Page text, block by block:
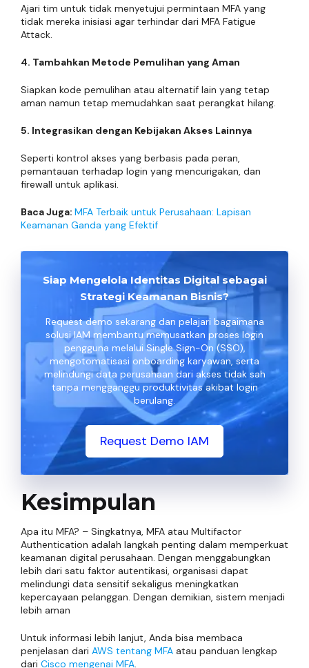
Ajari tim untuk tidak menyetujui permintaan MFA yang
tidak mereka inisiasi agar terhindar dari MFA Fatigue
Attack.
4. Tambahkan Metode Pemulihan yang Aman
Siapkan kode pemulihan atau alternatif lain yang tetap
aman namun tetap memudahkan saat perangkat hilang.
5. Integrasikan dengan Kebijakan Akses Lainnya
Seperti kontrol akses yang berbasis pada peran,
pemantauan terhadap login yang mencurigakan, dan
firewall untuk aplikasi.
Baca Juga: MFA Terbaik untuk Perusahaan: Lapisan
Keamanan Ganda yang Efektif
Siap Mengelola Identitas Digital sebagai
Strategi Keamanan Bisnis?
Request demo sekarang dan pelajari bagaimana
solusi IAM membantu memusatkan proses login
pengguna melalui Single Sign-On (SSO),
mengotomatisasi onboarding karyawan, serta
melindungi data perusahaan dari akses tidak sah
tanpa mengganggu produktivitas akibat login
berulang.
Request Demo IAM
Kesimpulan
Apa itu MFA? – Singkatnya, MFA atau Multifactor
Authentication adalah langkah penting dalam memperkuat
keamanan digital perusahaan. Dengan menggabungkan
lebih dari satu faktor autentikasi, organisasi dapat
melindungi data sensitif sekaligus meningkatkan
kepercayaan pelanggan. Dengan demikian, sistem menjadi
lebih aman
Untuk informasi lebih lanjut, Anda bisa membaca
penjelasan dari AWS tentang MFA atau panduan lengkap
dari Cisco mengenai MFA.